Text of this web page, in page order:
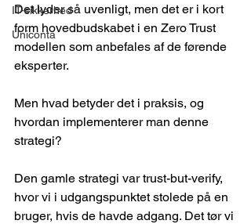
IT-sikkerhed
Uniconta
Det lyder så uvenligt, men det er i kort
form hovedbudskabet i en Zero Trust
modellen som anbefales af de førende
eksperter.
Men hvad betyder det i praksis, og
hvordan implementerer man denne
strategi?
Den gamle strategi var trust-but-verify,
hvor vi i udgangspunktet stolede på en
bruger, hvis de havde adgang. Det tør vi